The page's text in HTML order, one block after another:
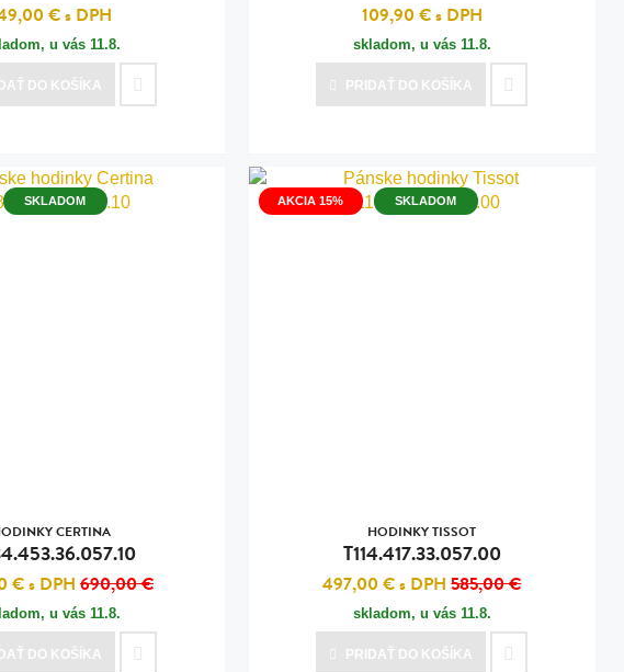
€s DPH
u vás 11.8.
DO KOŠÍKA
109,90 €s DPH
skladom, u vás 11.8.
PRIDAŤ DO KOŠÍKA
SKLADOM
CERTINA
€s DPH 690,00 €
u vás 11.8.
DO KOŠÍKA
AKCIA 15% SKLADOM
HODINKY TISSOT
T114.417.33.057.00
497,00 €s DPH 585,00 €
skladom, u vás 11.8.
PRIDAŤ DO KOŠÍKA